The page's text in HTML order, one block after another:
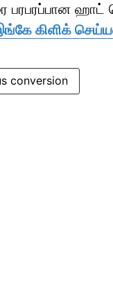
பரபரப்பான ஹாட்
கிளிக்
conversion